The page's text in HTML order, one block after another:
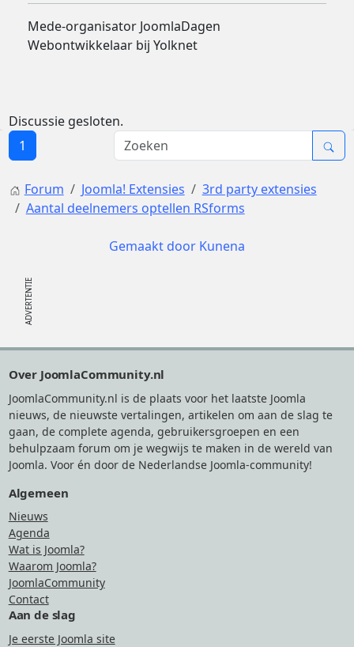
Mede-organisator JoomlaDagen
Webontwikkelaar bij Yolknet
Discussie gesloten.
1
Forum Joomla! Extensies
3rd party extensies
Aantal deelnemers optellen RSforms
Gemaakt door Kunena
Over JoomlaCommunity.nl
JoomlaCommunity.nl is de plaats voor het laatste Joomla
nieuws, de nieuwste vertalingen, artikelen om aan de slag te
gaan, de complete agenda, gebruikersgroepen en een
behulpzaam forum om je wegwijs te maken in de wereld van
Joomla. Voor én door de Nederlandse Joomla-community!
Algemeen
Nieuws
Agenda
Wat is Joomla?
Waarom Joomla?
JoomlaCommunity
Contact
Aan de slag
Je eerste Joomla site